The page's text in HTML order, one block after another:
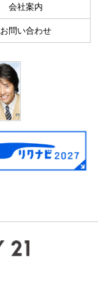
会社案内
お問い合わせ